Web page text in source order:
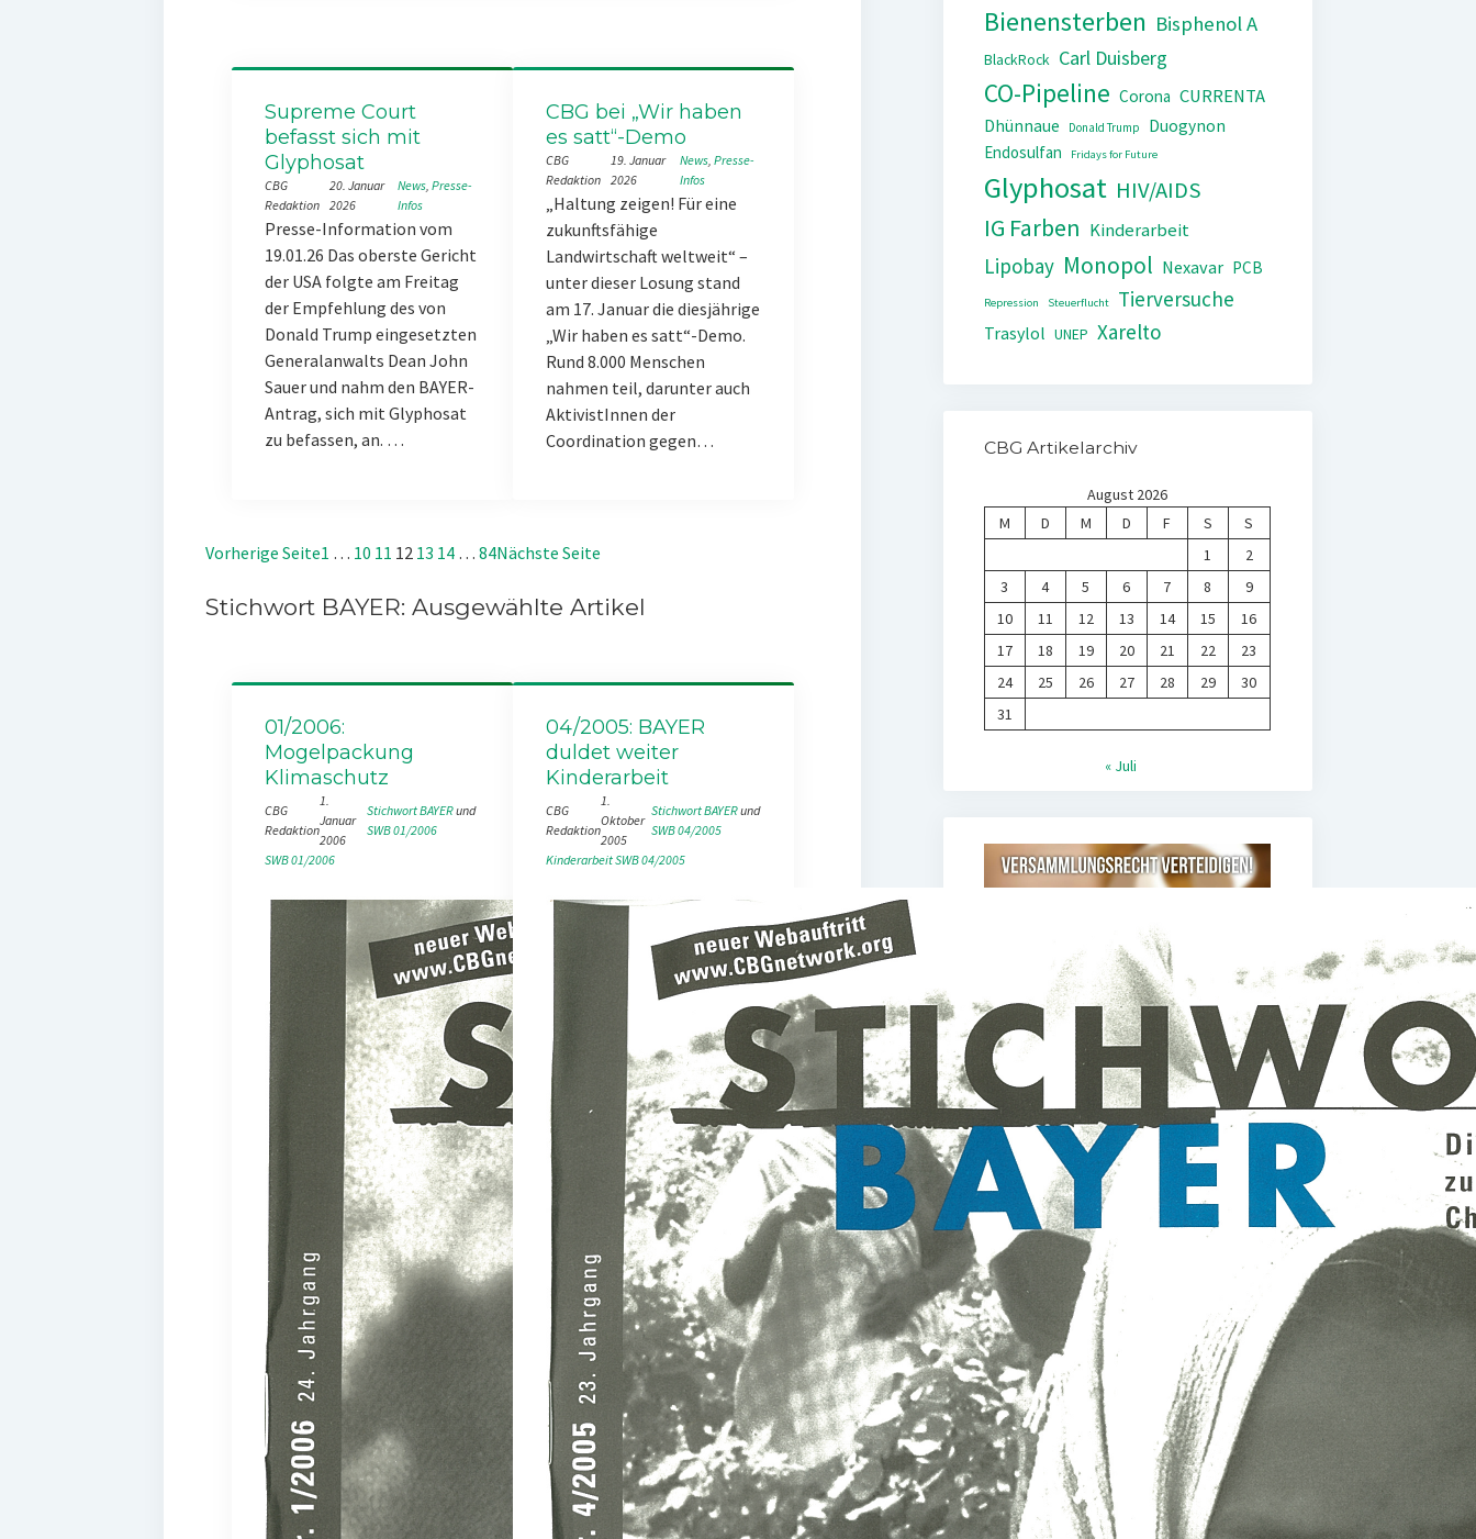
Supreme Court
befasst sich mit
Glyphosat
CBG
Redaktion
20. Januar
2026
News, Presse-
Infos
Presse-Information vom
19.01.26 Das oberste Gericht
der USA folgte am Freitag
der Empfehlung des von
Donald Trump eingesetzten
Generalanwalts Dean John
Sauer und nahm den BAYER-
Antrag, sich mit Glyphosat
zu befassen, an. …
CBG bei „Wir haben
es satt“-Demo
CBG
Redaktion
19. Januar
2026
News, Presse-
Infos
„Haltung zeigen! Für eine
zukunftsfähige
Landwirtschaft weltweit“ –
unter dieser Losung stand
am 17. Januar die diesjährige
„Wir haben es satt“-Demo.
Rund 8.000 Menschen
nahmen teil, darunter auch
AktivistInnen der
Coordination gegen…
Vorherige Seite1 … 10 11 12 13 14 … 84Nächste Seite
Stichwort BAYER: Ausgewählte Artikel
01/2006:
Mogelpackung
Klimaschutz
CBG
Redaktion
1.
Januar
2006
Stichwort BAYER
und
SWB 01/2006
SWB 01/2006
04/2005: BAYER
duldet weiter
Kinderarbeit
CBG
Redaktion
1.
Oktober
2005
Stichwort BAYER
und
SWB 04/2005
KinderarbeitSWB 04/2005
Bienensterben Bisphenol A
BlackRock Carl Duisberg
CO-Pipeline Corona CURRENTA
Dhünnaue Donald Trump
Duogynon
Endosulfan
Fridays for Future
Glyphosat HIV/AIDS
IG Farben Kinderarbeit
Lipobay Monopol Nexavar PCB
Repression Steuerflucht Tierversuche
Trasylol UNEP Xarelto
CBG Artikelarchiv
August 2026
M
D M D F S
S
1
2
3
4 5 6 7 8
9
10
11 12 13 14 15
16
17
18 19 20 21 22
23
24
25 26 27 28 29
30
31
« Juli